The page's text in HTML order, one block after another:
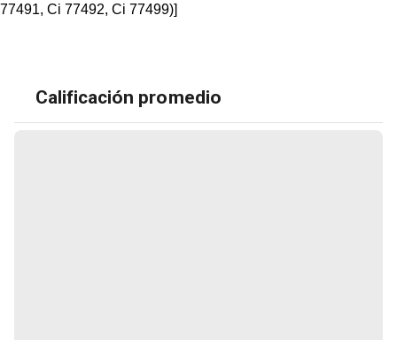
77491, Ci 77492, Ci 77499)]
Calificación promedio